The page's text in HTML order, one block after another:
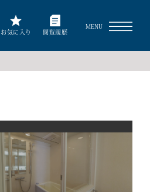
お気に入り 閲覧履歴
MENU